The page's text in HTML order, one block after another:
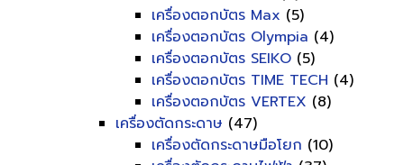
เครื่องตอกบัตร Max (5)
เครื่องตอกบัตร Olympia (4)
เครื่องตอกบัตร SEIKO (5)
เครื่องตอกบัตร TIME TECH (4)
เครื่องตอกบัตร VERTEX (8)
เครื่องตัดกระดาษ (47)
เครื่องตัดกระดาษมือโยก (10)